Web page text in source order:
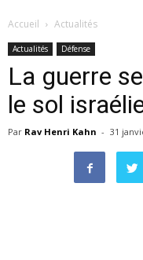
Accueil Actualités
Actualités Défense
La guerre
le sol
Par Rav Henri Kahn - 31